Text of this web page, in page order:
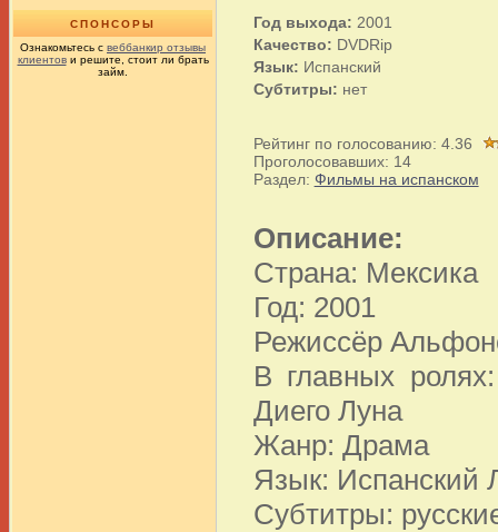
СПОНСОРЫ
Ознакомьтесь с веббанкир отзывы
клиентови решите, стоит ли брать
займ.
Год выхода: 2001
Качество: DVDRip
Язык: Испанский
Субтитры: нет
Рейтинг по голосованию: 4.36
Проголосовавших: 14
Раздел: Фильмы на испанском
Описание:
Страна: Мексика
Год: 2001
Режиссёр
В главных
Диего Луна
Жанр: Драма
Язык: Испанский
Субтитры: